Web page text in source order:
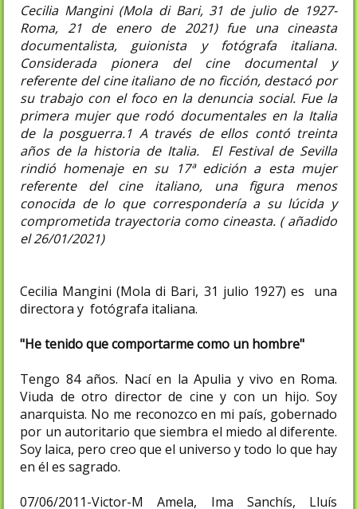
Cecilia Mangini (Mola di Bari, 31 de julio de 1927-
Roma, 21 de enero de 2021) fue una cineasta
documentalista, guionista y fotógrafa italiana.
Considerada pionera del cine documental y
referente del cine italiano de no ficción, destacó por
su trabajo con el foco en la denuncia social. Fue la
primera mujer que rodó documentales en la Italia
de la posguerra.1​ A través de ellos contó treinta
años de la historia de Italia. El Festival de Sevilla
rindió homenaje en su 17ª edición a esta mujer
referente del cine italiano, una figura menos
conocida de lo que correspondería a su lúcida y
comprometida trayectoria como cineasta. ( añadido
el 26/01/2021)
Cecilia Mangini (Mola di Bari, 31 julio 1927) es una
directora y fotógrafa italiana.
"He tenido que comportarme como un hombre"
Tengo 84 años. Nací en la Apulia y vivo en Roma.
Viuda de otro director de cine y con un hijo. Soy
anarquista. No me reconozco en mi país, gobernado
por un autoritario que siembra el miedo al diferente.
Soy laica, pero creo que el universo y todo lo que hay
en él es sagrado.
07/06/2011-Victor-M Amela, Ima Sanchís, Lluís